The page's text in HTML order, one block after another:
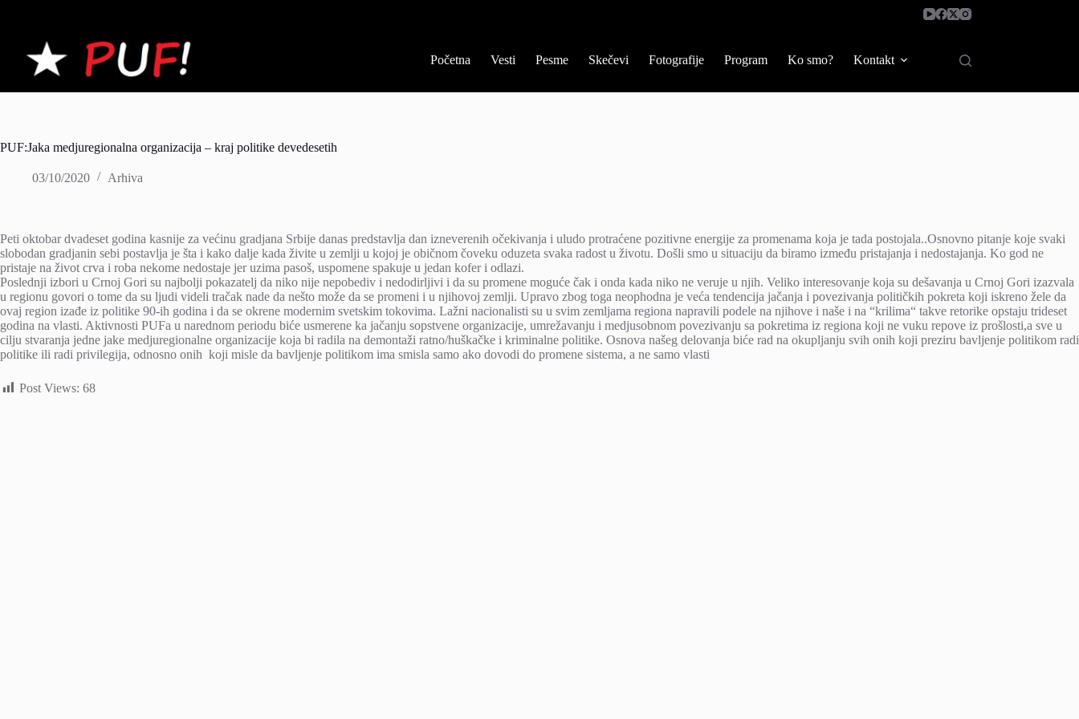
Početna
Vesti Pesme Skečevi Fotografije Program Ko smo? Kontakt
PUF:Jaka medjuregionalna organizacija – kraj politike devedesetih
03/10/2020 Arhiva
Peti oktobar dvadeset godina kasnije za većinu gradjana Srbije danas predstavlja dan izneverenih očekivanja i uludo protraćene pozitivne energije za promenama koja je tada postojala..Osnovno pitanje koje svaki
slobodan gradjanin sebi postavlja je šta i kako dalje kada živite u zemlji u kojoj je običnom čoveku oduzeta svaka radost u životu. Došli smo u situaciju da biramo između pristajanja i nedostajanja. Ko god ne
pristaje na život crva i roba nekome nedostaje jer uzima pasoš, uspomene spakuje u jedan kofer i odlazi.
Poslednji izbori u Crnoj Gori su najbolji pokazatelj da niko nije nepobediv i nedodirljivi i da su promene moguće čak i onda kada niko ne veruje u njih. Veliko interesovanje koja su dešavanja u Crnoj Gori izazvala
u regionu govori o tome da su ljudi videli tračak nade da nešto može da se promeni i u njihovoj zemlji. Upravo zbog toga neophodna je veća tendencija jačanja i povezivanja političkih pokreta koji iskreno žele da
ovaj region izađe iz politike 90-ih godina i da se okrene modernim svetskim tokovima. Lažni nacionalisti su u svim zemljama regiona napravili podele na njihove i naše i na “krilima“ takve retorike opstaju trideset
godina na vlasti. Aktivnosti PUFa u narednom periodu biće usmerene ka jačanju sopstvene organizacije, umrežavanju i medjusobnom povezivanju sa pokretima iz regiona koji ne vuku repove iz prošlosti,a sve u
cilju stvaranja jedne jake medjuregionalne organizacije koja bi radila na demontaži ratno/huškačke i kriminalne politike. Osnova našeg delovanja biće rad na okupljanju svih onih koji preziru bavljenje politikom radi
politike ili radi privilegija, odnosno onih koji misle da bavljenje politikom ima smisla samo ako dovodi do promene sistema, a ne samo vlasti
Post Views: 68